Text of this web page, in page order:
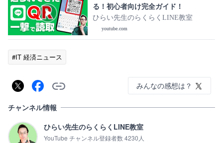
る！初心者向け完全ガイド！
ひらい先生のらくらくLINE教室
youtube.com
#IT 経済ニュース
みんなの感想は？
チャンネル情報
ひらい先生のらくらくLINE教室
YouTube チャンネル登録者数 4230人